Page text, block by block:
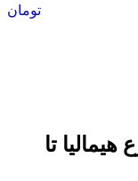
تومان
تا